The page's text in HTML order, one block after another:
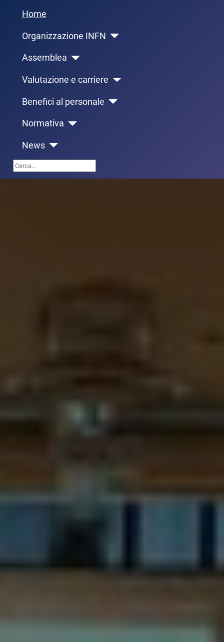
Home
Organizzazione INFN
Assemblea
Valutazione e carriere
Benefici al personale
Normativa
News
Cerca...